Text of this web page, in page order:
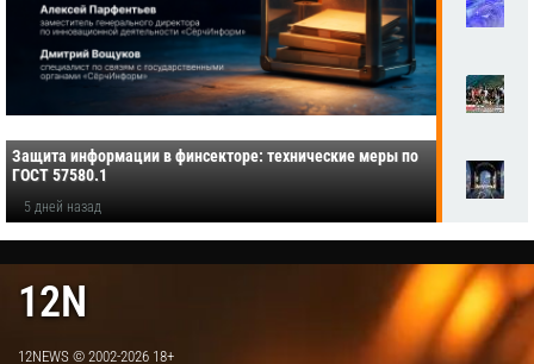
Защита информации в финсекторе: технические меры по
ГОСТ 57580.1
5 дней назад
12N
12NEWS © 2002-2026 18+